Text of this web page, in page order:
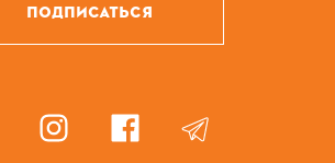
ПОДПИСАТЬСЯ